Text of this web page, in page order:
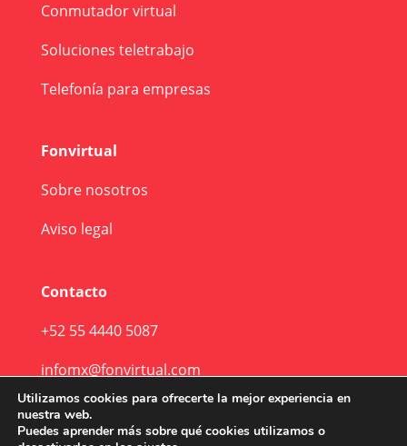
Conmutador virtual
Soluciones teletrabajo
Telefonía para empresas
Fonvirtual
Sobre nosotros
Aviso legal
Contacto
+52 55 4440 5087
infomx@fonvirtual.com
Utilizamos cookies para ofrecerte la mejor experiencia en
nuestra web.
Puedes aprender más sobre qué cookies utilizamos o